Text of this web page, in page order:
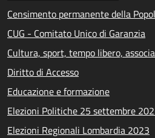
Censimento permanente della
CUG - Comitato Unico di Garanzia
Cultura, sport, tempo libero,
Diritto di Accesso
Educazione e formazione
Elezioni Politiche 25 settembre
Elezioni Regionali Lombardia 2023